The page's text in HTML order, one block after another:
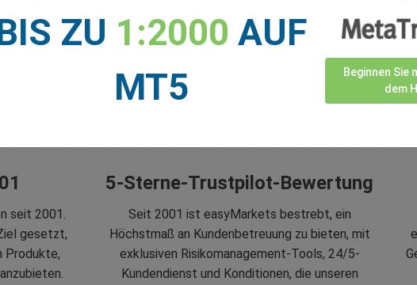
seit 2001.
gesetzt,
Produkte,
5-Sterne-Trustpilot-Bewertung
Seit 2001 ist easyMarkets bestrebt, ein
Höchstmaß an Kundenbetreuung zu bieten, mit
exklusiven Risikomanagement-Tools, 24/5-
Kundendienst und Konditionen, die unseren
ZU 1:2000 AUF
MT5
Beginnen Sie
dem